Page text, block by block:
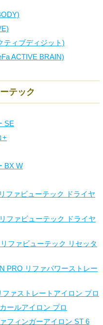
ティブディジット)
ACTIVE BRAIN)
テック
SE
+
BX W
ファビューテック ドライヤ
ファビューテック ドライヤ
ファビューテック リセッタ
PRO リファパワーストレー
ァストレートアイロン プロ
ールアイロン プロ
フィンガーアイロン ST 6